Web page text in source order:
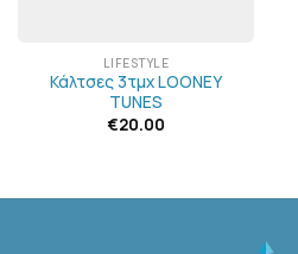
LIFESTYLE
Κάλτσες 3τμχ LOONEY
TUNES
€20.00